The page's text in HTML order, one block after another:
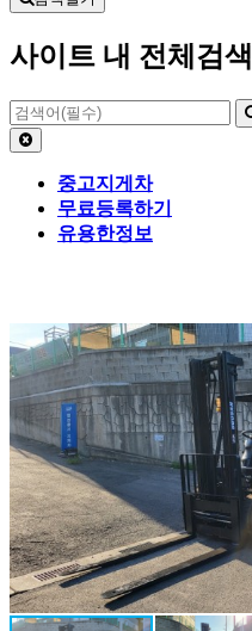
사이트 내 전체검색
중고지게차
무료등록하기
유용한정보